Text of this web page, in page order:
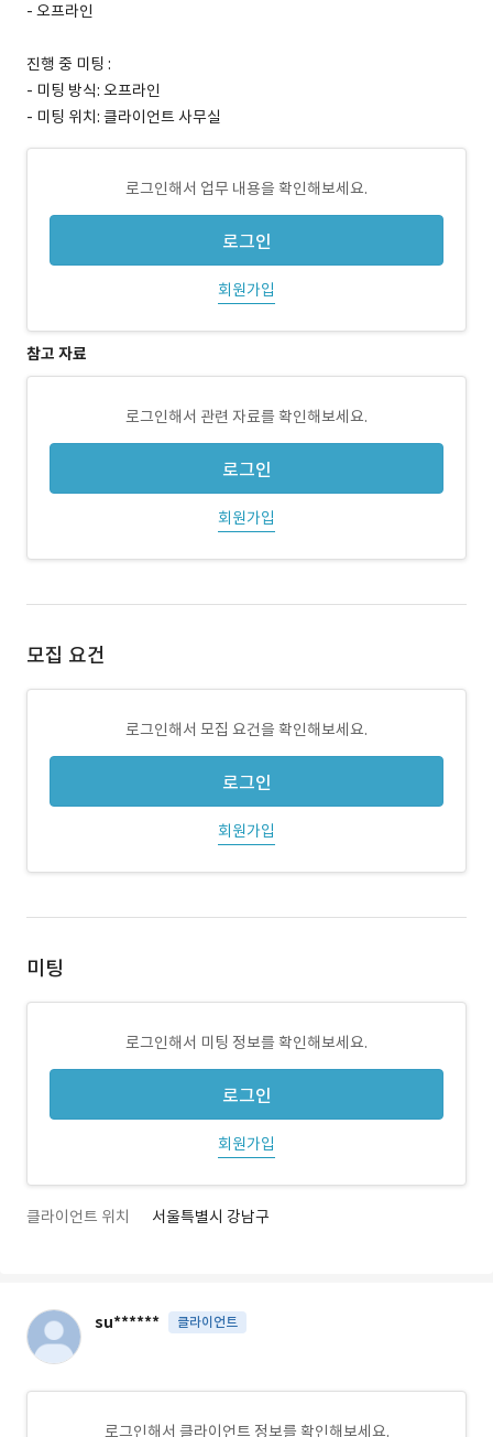
- 오프라인
진행 중 미팅 :
- 미팅 방식: 오프라인
- 미팅 위치: 클라이언트 사무실
로그인해서 업무 내용을 확인해보세요.
로그인
회원가입
참고 자료
로그인해서 관련 자료를 확인해보세요.
로그인
회원가입
모집 요건
로그인해서 모집 요건을 확인해보세요.
로그인
회원가입
미팅
로그인해서 미팅 정보를 확인해보세요.
로그인
회원가입
클라이언트 위치 서울특별시 강남구
su****** 클라이언트
로그인해서 클라이언트 정보를 확인해보세요.